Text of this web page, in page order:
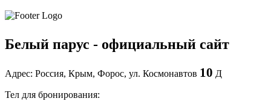
Белый парус - официальный сайт
Адрес: Россия, Крым, Форос, ул. Космонавтов 10 Д
Тел для бронирования: